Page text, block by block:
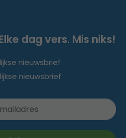
dag vers. Mis niks!
nieuwsbrief
nieuwsbrief